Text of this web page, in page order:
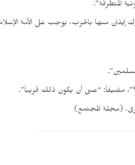
المتطرفة”.
إيذان منها بالحرب، يوجب على الأمة
مضيفاً: “عسى أن يكون ذلك قريباً”.
(مجلة المجتمع)